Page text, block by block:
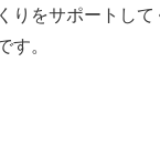
りをサポートし
す。